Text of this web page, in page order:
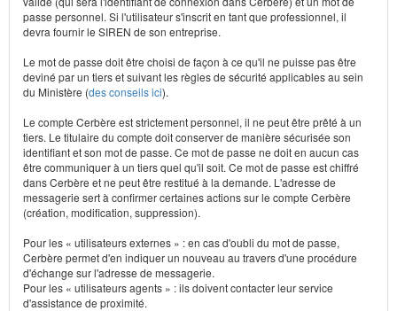
passe personnel. Si l'utilisateur s'inscrit en tant que professionnel, il
devra fournir le SIREN de son entreprise.
Le mot de passe doit être choisi de façon à ce qu'il ne puisse pas être
deviné par un tiers et suivant les règles de sécurité applicables au sein
du Ministère (des conseils ici).
Le compte Cerbère est strictement personnel, il ne peut être prêté à un
tiers. Le titulaire du compte doit conserver de manière sécurisée son
identifiant et son mot de passe. Ce mot de passe ne doit en aucun cas
être communiquer à un tiers quel qu'il soit. Ce mot de passe est chiffré
dans Cerbère et ne peut être restitué à la demande. L'adresse de
messagerie sert à confirmer certaines actions sur le compte Cerbère
(création, modification, suppression).
Pour les « utilisateurs externes » : en cas d'oubli du mot de passe,
Cerbère permet d'en indiquer un nouveau au travers d'une procédure
d'échange sur l'adresse de messagerie.
Pour les « utilisateurs agents » : ils doivent contacter leur service
d'assistance de proximité.